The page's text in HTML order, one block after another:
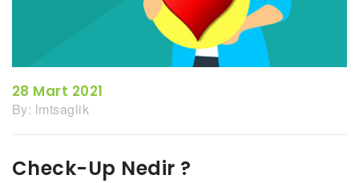
28 Mart 2021
By: lmtsaglik
Check-Up Nedir ?